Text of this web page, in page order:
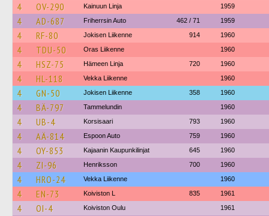
4 OV-290 Kainuun Linja 1959
4 AD-687 Friherrsin Auto 462 / 71 1959
4 RF-80 Jokisen Liikenne 914 1960
4 TDU-50 Oras Liikenne 1960
4 HSZ-75 Hämeen Linja 720 1960
4 HL-118 Vekka Liikenne 1960
4 GN-50 Jokisen Liikenne 358 1960
4 BÄ-797 Tammelundin 1960
4 UB-4 Korsisaari 793 1960
4 AÄ-814 Espoon Auto 759 1960
4 OY-853 Kajaanin Kaupunkilinjat 645 1960
4 ZI-96 Henriksson 700 1960
4 HRO-24 Vekka Liikenne 1960
4 EN-73 Koiviston L 835 1961
4 OI-4 Koiviston Oulu 1961